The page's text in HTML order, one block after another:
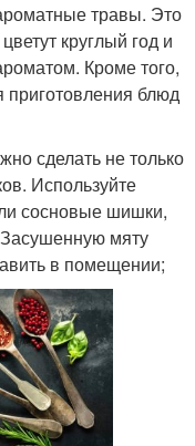
травы. Это
круглый год и
Кроме того,
приготовления блюд
сделать не только
Используйте
сосновые шишки,
Засушенную мяту
в помещении;